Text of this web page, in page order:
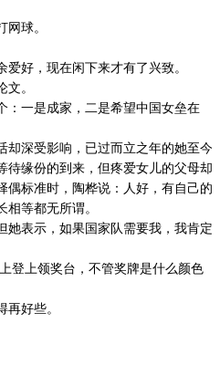
球。
好，现在闲下来才有了兴致。
。
一是成家，二是希望中国女垒在
深受影响，已过而立之年的她至今
待缘份的到来，但疼爱女儿的父母却
偶标准时，陶桦说：人好，有自己的
等都无所谓。
表示，如果国家队需要我，我肯定
上领奖台，不管奖牌是什么颜色
好些。